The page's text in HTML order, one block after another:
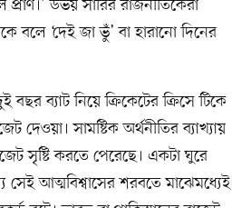
উভয় সারির রাজনীতিকেরা
বলে ‘দেই জা ভুঁ’ বা হারানো দিনের
ব্যাট নিয়ে ক্রিকেটের ক্রিসে টিকে
দেওয়া। সামষ্টিক অর্থনীতির ব্যাখ্যায়
সৃষ্টি করতে পেরেছে। একটা ঘুরে
সেই আত্মবিশ্বাসের শরবতে মাঝেমধ্যেই